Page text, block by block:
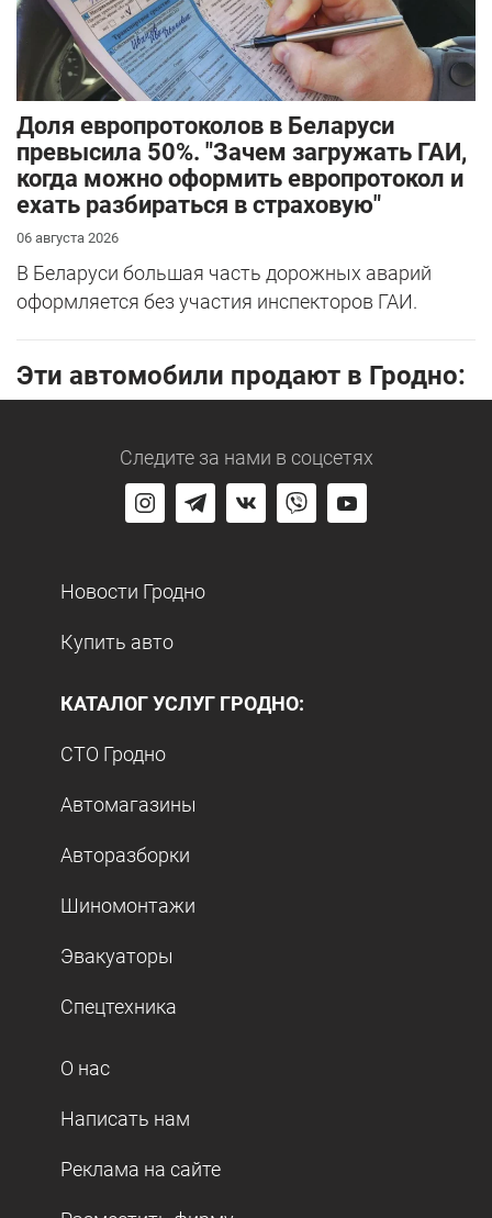
Доля европротоколов в Беларуси
превысила 50%. "Зачем загружать ГАИ,
когда можно оформить европротокол и
ехать разбираться в страховую"
06 августа 2026
В Беларуси большая часть дорожных аварий
оформляется без участия инспекторов ГАИ.
Эти автомобили продают в Гродно:
Следите за нами в соцсетях
Новости Гродно
Купить авто
КАТАЛОГ УСЛУГ ГРОДНО:
СТО Гродно
Автомагазины
Авторазборки
Шиномонтажи
Эвакуаторы
Спецтехника
О нас
Написать нам
Реклама на сайте